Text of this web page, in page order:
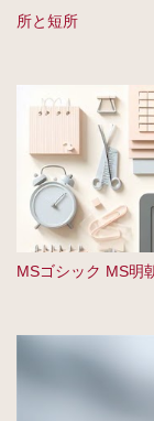
所と短所
MSゴシック MS明